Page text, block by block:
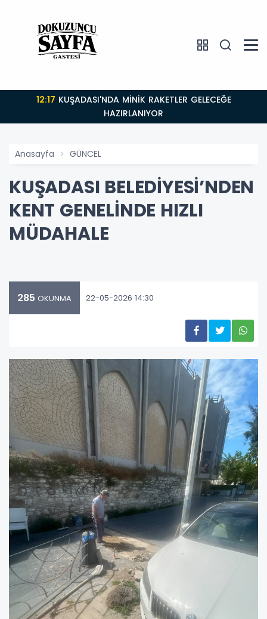
12:17
HAZIRLANIYOR
Anasayfa GÜNCEL
KUŞADASI BELEDİYESİ’NDEN
KENT GENELİNDE HIZLI
MÜDAHALE
285 OKUNMA 22-05-2026 14:30